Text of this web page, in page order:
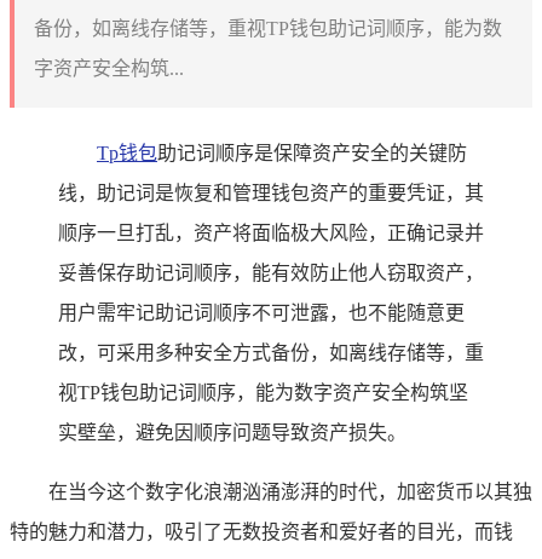
备份，如离线存储等，重视TP钱包助记词顺序，能为数
字资产安全构筑...
Tp钱包助记词顺序是保障资产安全的关键防
线，助记词是恢复和管理钱包资产的重要凭证，其
顺序一旦打乱，资产将面临极大风险，正确记录并
妥善保存助记词顺序，能有效防止他人窃取资产，
用户需牢记助记词顺序不可泄露，也不能随意更
改，可采用多种安全方式备份，如离线存储等，重
视TP钱包助记词顺序，能为数字资产安全构筑坚
实壁垒，避免因顺序问题导致资产损失。
在当今这个数字化浪潮汹涌澎湃的时代，加密货币以其独
特的魅力和潜力，吸引了无数投资者和爱好者的目光，而钱